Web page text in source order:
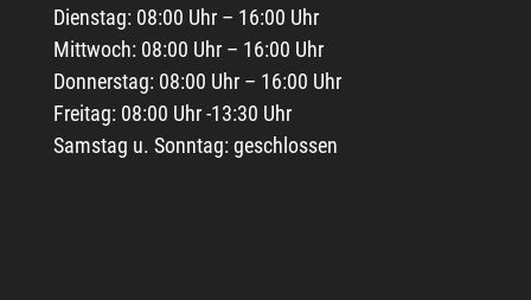
Dienstag: 08:00 Uhr – 16:00 Uhr
Mittwoch: 08:00 Uhr – 16:00 Uhr
Donnerstag: 08:00 Uhr – 16:00 Uhr
Freitag: 08:00 Uhr -13:30 Uhr
Samstag u. Sonntag: geschlossen